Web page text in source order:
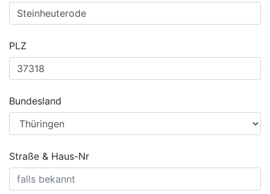
PLZ
Bundesland
Straße & Haus-Nr